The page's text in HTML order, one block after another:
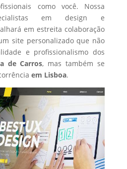
como você. Nossa
em design e
em estreita colaboração
site personalizado que não
e profissionalismo dos
de Carros, mas também se
em Lisboa.